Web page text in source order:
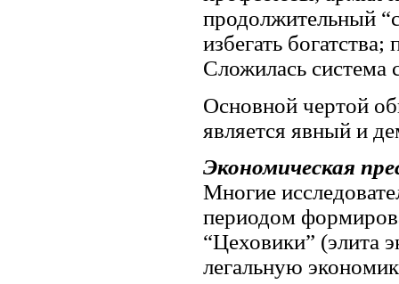
продолжительный
избегать
Сложилась система
Основной чертой
является явный и
Экономическая
Многие
периодом
“Цеховики” (элита
легальную